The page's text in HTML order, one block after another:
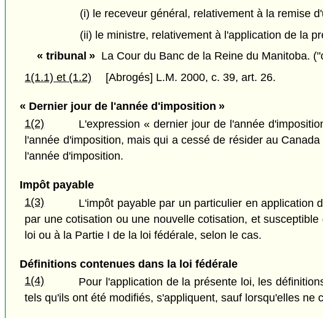
(i) le receveur général, relativement à la remise
(ii) le ministre, relativement à l'application de la
« tribunal »La Cour du Banc de la Reine du Manitoba.
1(1.1) et (1.2) [Abrogés] L.M. 2000, c. 39, art. 26.
« Dernier jour de l'année d'imposition »
1(2)
L'expression « dernier jour de l'année
l'année d'imposition, mais qui a cessé de résider au
l'année d'imposition.
Impôt payable
1(3)
L'impôt payable par un particulier en application
par une cotisation ou une nouvelle cotisation, et
loi ou à la Partie I de la loi fédérale, selon le cas.
Définitions contenues dans la loi fédérale
1(4)
Pour l'application de la présente loi, les
tels qu'ils ont été modifiés, s'appliquent, sauf lorsqu'elles